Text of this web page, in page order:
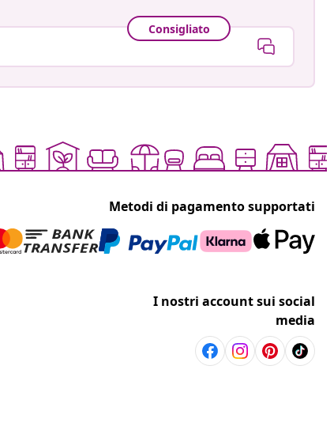
Consigliato
Metodi di pagamento supportati
I nostri account sui social
media